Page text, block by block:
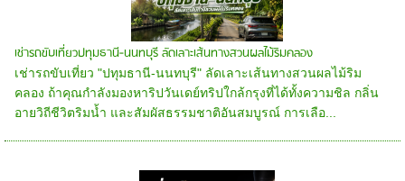
เช่ารถขับเที่ยวปทุมธานี-นนทบุรี ลัดเลาะเส้นทางสวนผลไม้ริมคลอง
เช่ารถขับเที่ยว "ปทุมธานี-นนทบุรี" ลัดเลาะเส้นทางสวนผลไม้ริม
คลอง ถ้าคุณกำลังมองหาริปวันเดย์ทริปใกล้กรุงที่ได้ทั้งความชิล กลิ่น
อายวิถีชีวิตริมน้ำ และสัมผัสธรรมชาติอันสมบูรณ์ การเลือ...